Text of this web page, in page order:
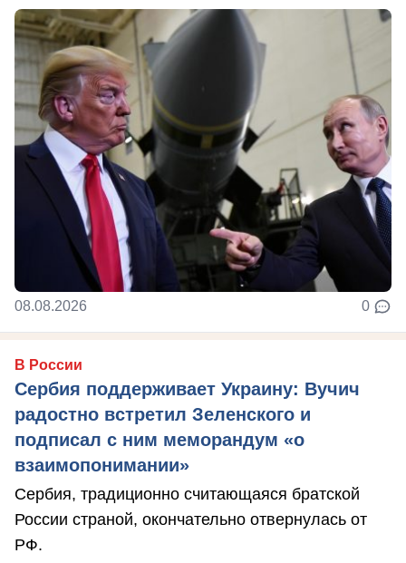
08.08.2026 0
В России
Сербия поддерживает Украину: Вучич
радостно встретил Зеленского и
подписал с ним меморандум «о
взаимопонимании»
Сербия, традиционно считающаяся братской
России страной, окончательно отвернулась от
РФ.